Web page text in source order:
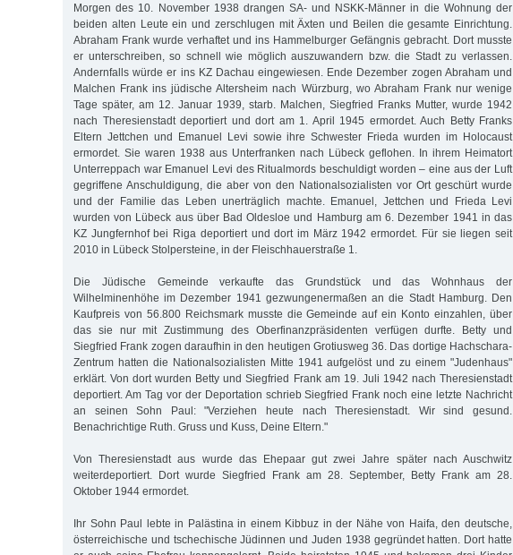
Morgen des 10. November 1938 drangen SA- und NSKK-Männer in die Wohnung der
beiden alten Leute ein und zerschlugen mit Äxten und Beilen die gesamte Einrichtung.
Abraham Frank wurde verhaftet und ins Hammelburger Gefängnis gebracht. Dort musste
er unterschreiben, so schnell wie möglich auszuwandern bzw. die Stadt zu verlassen.
Andernfalls würde er ins KZ Dachau eingewiesen. Ende Dezember zogen Abraham und
Malchen Frank ins jüdische Altersheim nach Würzburg, wo Abraham Frank nur wenige
Tage später, am 12. Januar 1939, starb. Malchen, Siegfried Franks Mutter, wurde 1942
nach Theresienstadt deportiert und dort am 1. April 1945 ermordet. Auch Betty Franks
Eltern Jettchen und Emanuel Levi sowie ihre Schwester Frieda wurden im Holocaust
ermordet. Sie waren 1938 aus Unterfranken nach Lübeck geflohen. In ihrem Heimatort
Unterreppach war Emanuel Levi des Ritualmords beschuldigt worden – eine aus der Luft
gegriffene Anschuldigung, die aber von den Nationalsozialisten vor Ort geschürt wurde
und der Familie das Leben unerträglich machte. Emanuel, Jettchen und Frieda Levi
wurden von Lübeck aus über Bad Oldesloe und Hamburg am 6. Dezember 1941 in das
KZ Jungfernhof bei Riga deportiert und dort im März 1942 ermordet. Für sie liegen seit
2010 in Lübeck Stolpersteine, in der Fleischhauerstraße 1.
Die Jüdische Gemeinde verkaufte das Grundstück und das Wohnhaus der
Wilhelminenhöhe im Dezember 1941 gezwungenermaßen an die Stadt Hamburg. Den
Kaufpreis von 56.800 Reichsmark musste die Gemeinde auf ein Konto einzahlen, über
das sie nur mit Zustimmung des Oberfinanzpräsidenten verfügen durfte. Betty und
Siegfried Frank zogen daraufhin in den heutigen Grotiusweg 36. Das dortige Hachschara-
Zentrum hatten die Nationalsozialisten Mitte 1941 aufgelöst und zu einem "Judenhaus"
erklärt. Von dort wurden Betty und Siegfried Frank am 19. Juli 1942 nach Theresienstadt
deportiert. Am Tag vor der Deportation schrieb Siegfried Frank noch eine letzte Nachricht
an seinen Sohn Paul: "Verziehen heute nach Theresienstadt. Wir sind gesund.
Benachrichtige Ruth. Gruss und Kuss, Deine Eltern."
Von Theresienstadt aus wurde das Ehepaar gut zwei Jahre später nach Auschwitz
weiterdeportiert. Dort wurde Siegfried Frank am 28. September, Betty Frank am 28.
Oktober 1944 ermordet.
Ihr Sohn Paul lebte in Palästina in einem Kibbuz in der Nähe von Haifa, den deutsche,
österreichische und tschechische Jüdinnen und Juden 1938 gegründet hatten. Dort hatte